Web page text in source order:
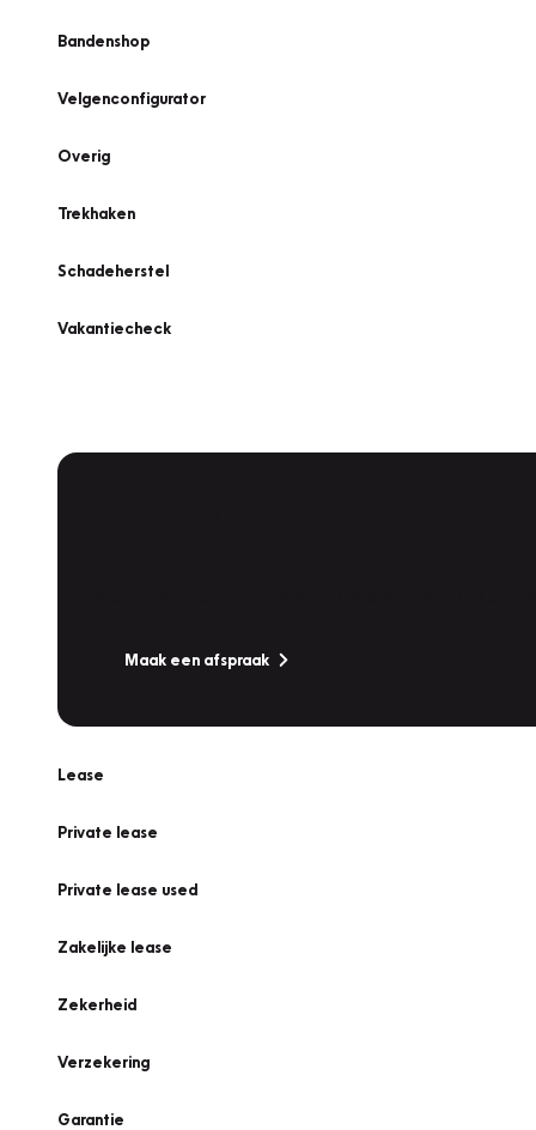
Bandenshop
Velgenconfigurator
Overig
Trekhaken
Schadeherstel
Vakantiecheck
Maak een afspraak
Lease
Private lease
Private lease used
Zakelijke lease
Zekerheid
Verzekering
Garantie